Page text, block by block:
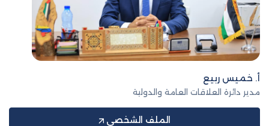
أ. خميس ربيع
مدير دائرة العلاقات العامة والدولية
الملف الشخصي